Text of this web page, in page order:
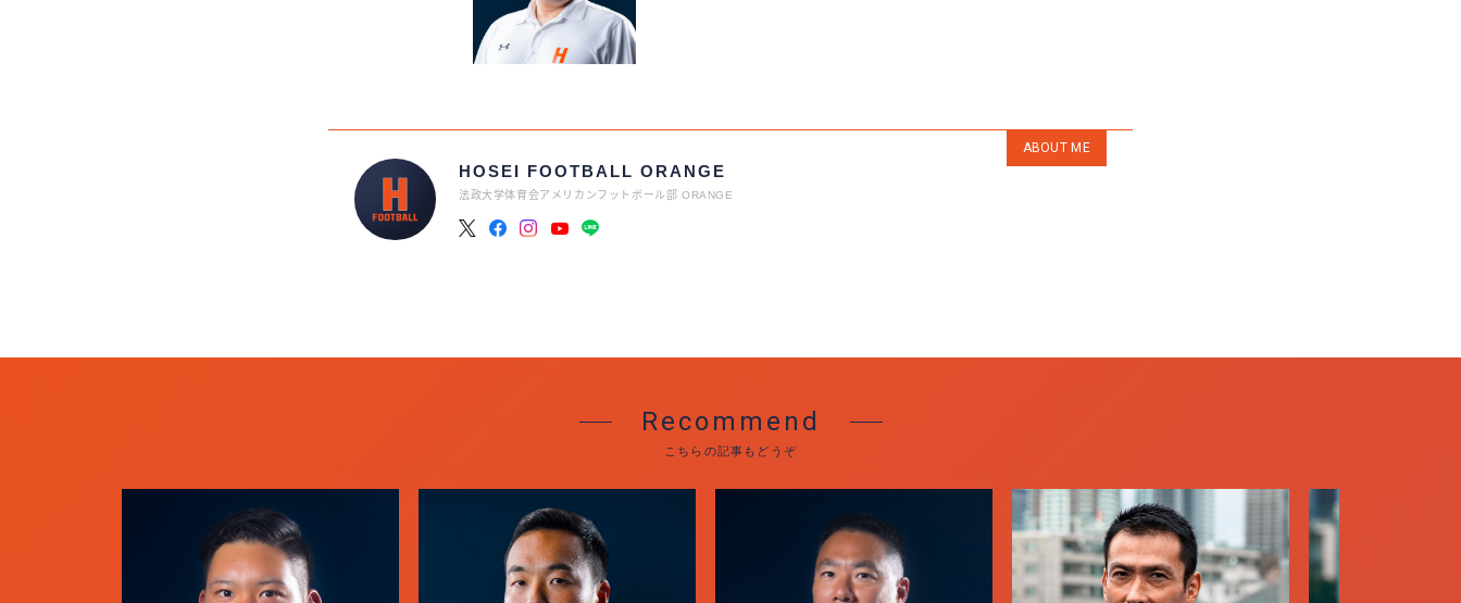
ABOUT ME
HOSEI FOOTBALL ORANGE
法政大学体育会アメリカンフットボール部 ORANGE
Recommend
こちらの記事もどうぞ